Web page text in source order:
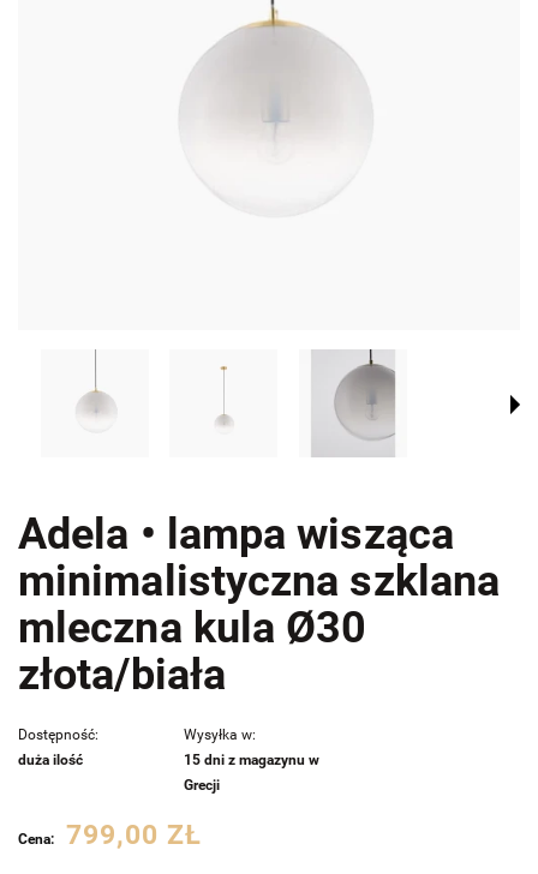
Adela • lampa wisząca
minimalistyczna szklana
mleczna kula Ø30
złota/biała
Dostępność:
duża ilość
Wysyłka w:
15 dni z magazynu w
Grecji
Cena: 799,00 ZŁ